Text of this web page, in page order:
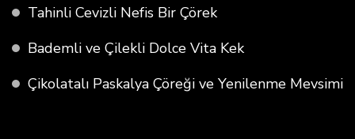
Tahinli Cevizli Nefis Bir Çörek
Bademli ve Çilekli Dolce Vita Kek
Çikolatalı Paskalya Çöreği ve Yenilenme Mevsimi